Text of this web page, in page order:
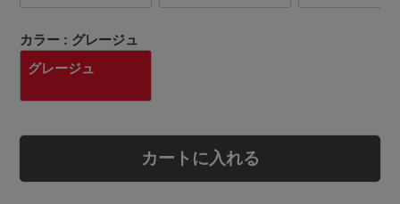
カラー
グレージュ
グレージュ
カートに入れる